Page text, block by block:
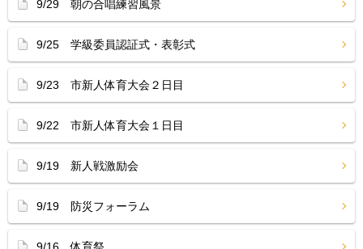
9/29 朝の合唱練習風景
9/25 学級委員認証式・表彰式
9/23 市新人体育大会２日目
9/22 市新人体育大会１日目
9/19 新人戦激励会
9/19 防災フォーラム